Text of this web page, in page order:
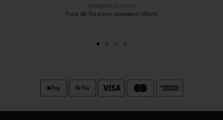
LIVRAISON GRATUITE
Frais de livraison standard offerts
Aller